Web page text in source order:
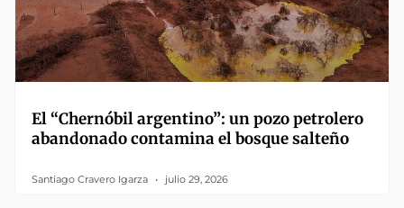
El “Chernóbil argentino”: un pozo petrolero
abandonado contamina el bosque salteño
Santiago Cravero Igarza julio 29, 2026